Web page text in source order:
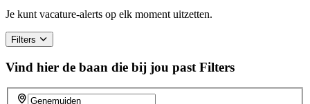
Je kunt vacature-alerts op elk moment uitzetten.
Filters
Vind hier de baan die bij jou past Filters